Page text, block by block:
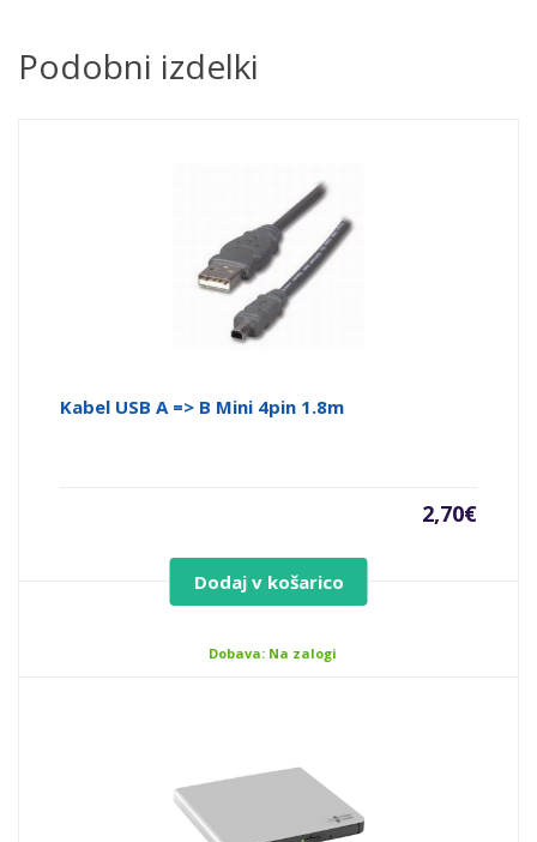
Podobni izdelki
Kabel USB A => B Mini 4pin 1.8m
2,70€
Dodaj v košarico
Dobava: Na zalogi